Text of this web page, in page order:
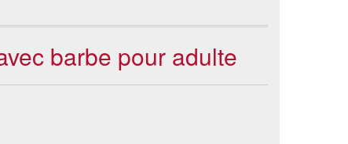
barbe pour adulte